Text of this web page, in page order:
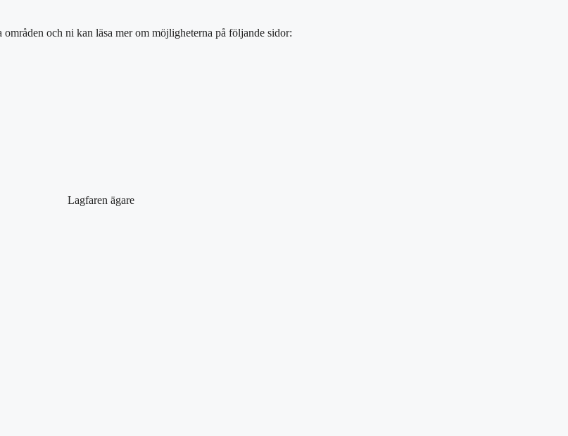
och ni kan läsa mer om möjligheterna på följande sidor: